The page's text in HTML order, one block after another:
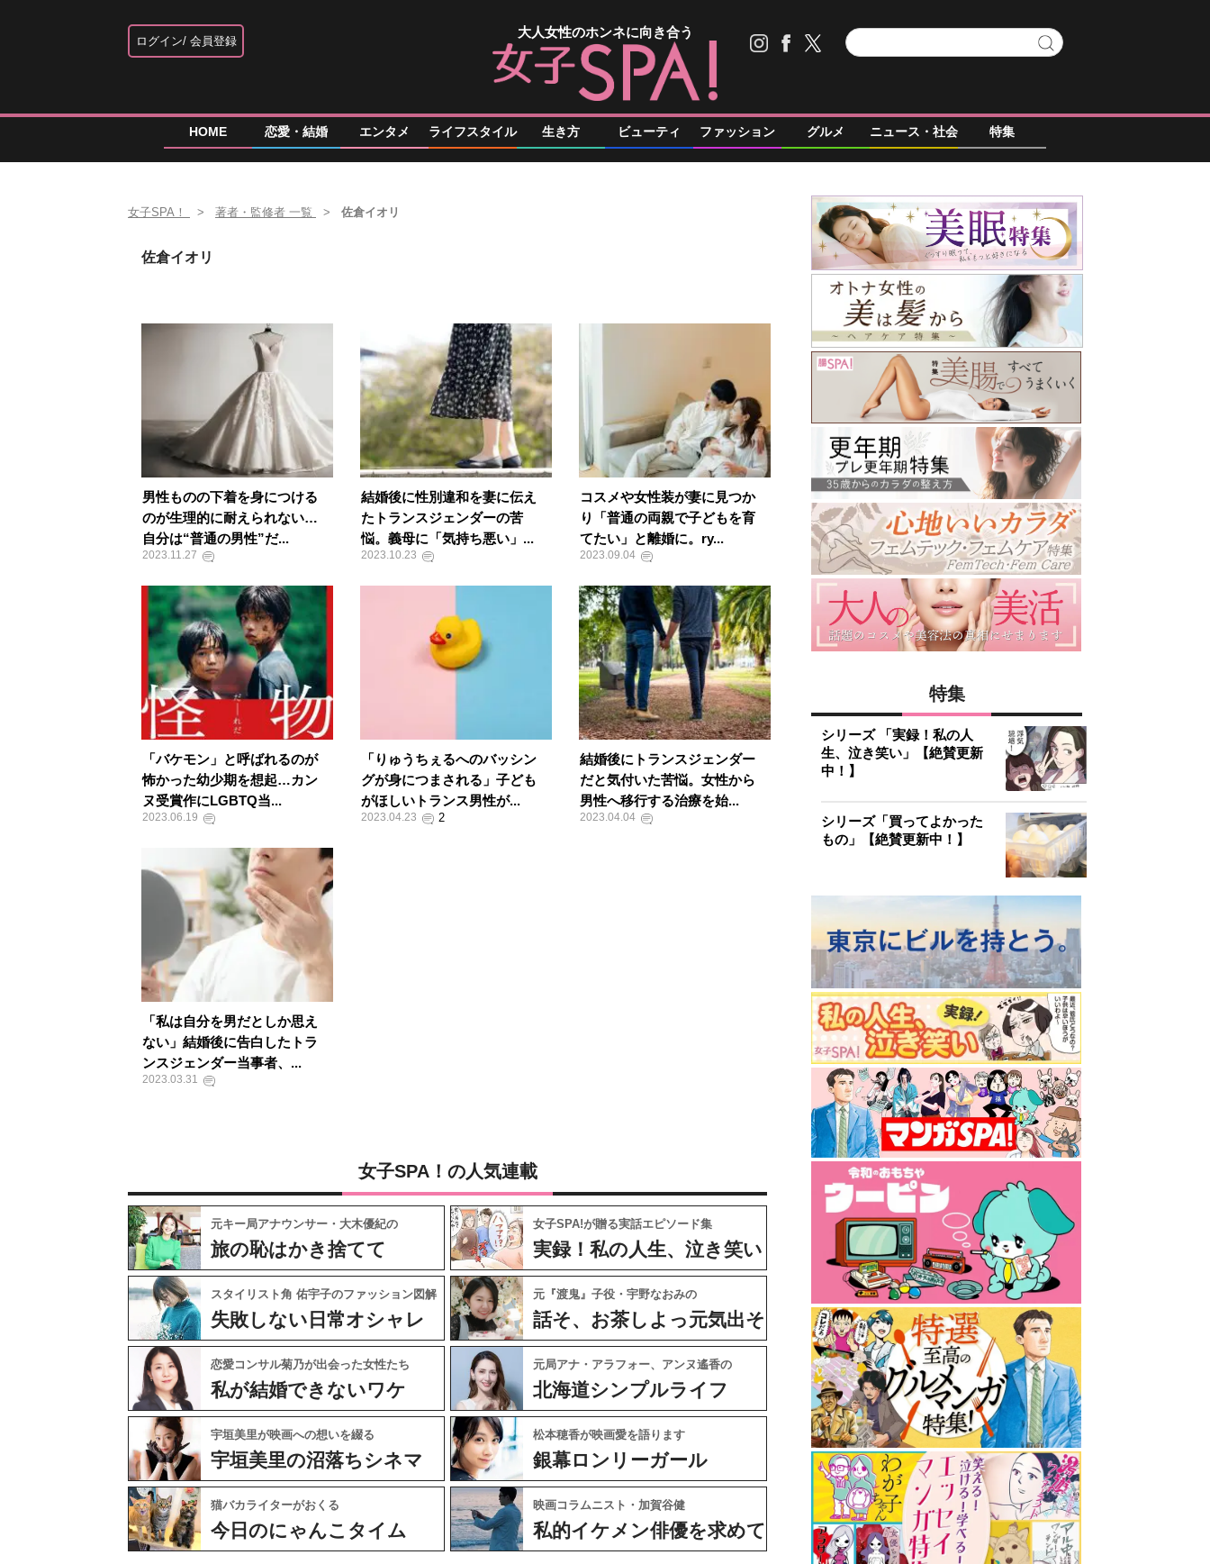
ログイン 会員登録
大人女性のホンネに向き合う
HOME 恋愛・結婚 エンタメ ライフスタイル 生き方 ビューティ ファッション グルメ ニュース・社会 特集
女子SPA！ 著者・監修者 一覧 佐倉イオリ
佐倉イオリ
男性ものの下着を身につける
のが生理的に耐えられない…
自分は“普通の男性”だ...
2023.11.27
結婚後に性別違和を妻に伝え
たトランスジェンダーの苦
悩。義母に「気持ち悪い」...
2023.10.23
コスメや女性装が妻に見つか
り「普通の両親で子どもを育
てたい」と離婚に。ry...
2023.09.04
「バケモン」と呼ばれるのが
怖かった幼少期を想起…カン
ヌ受賞作にLGBTQ当...
2023.06.19
「りゅうちぇるへのバッシン
グが身につまされる」子ども
がほしいトランス男性が...
2023.04.23
結婚後にトランスジェンダー
だと気付いた苦悩。女性から
男性へ移行する治療を始...
2023.04.04
「私は自分を男だとしか思え
ない」結婚後に告白したトラ
ンスジェンダー当事者、...
2023.03.31
女子SPA！の人気連載
元キー局アナウンサー・大木優紀の
旅の恥はかき捨てて
女子SPA!が贈る実話エピソード集
実録！私の人生、泣き笑い
スタイリスト角 佑宇子のファッション図解
失敗しない日常オシャレ
元『渡鬼』子役・宇野なおみの
話そ、お茶しよっ元気出そ
恋愛コンサル菊乃が出会った女性たち
私が結婚できないワケ
元局アナ・アラフォー、アンヌ遙香の
北海道シンプルライフ
宇垣美里が映画への想いを綴る
宇垣美里の沼落ちシネマ
松本穂香が映画愛を語ります
銀幕ロンリーガール
猫バカライターがおくる
今日のにゃんこタイム
映画コラムニスト・加賀谷健
私的イケメン俳優を求めて
特集
シリーズ 「実録！私の人
生、泣き笑い」【絶賛更新
中！】
シリーズ「買ってよかった
もの」【絶賛更新中！】